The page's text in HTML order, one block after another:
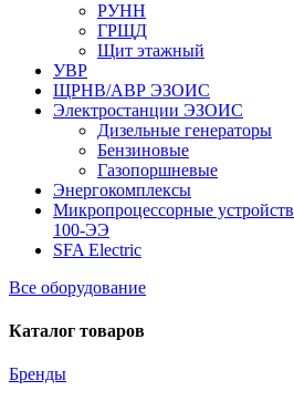
РУНН
ГРЩД
Щит этажный
УВР
ЩРНВ/АВР ЭЗОИС
Электростанции ЭЗОИС
Дизельные генераторы
Бензиновые
Газопоршневые
Энергокомплексы
Микропроцессорные
100-ЭЭ
SFA Electric
Все оборудование
Каталог товаров
Бренды